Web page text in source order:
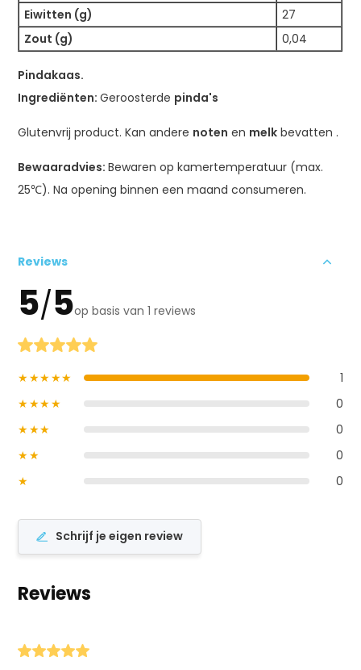
Eiwitten (g)
27
Zout (g)
0,04
Pindakaas.
Ingrediënten:Geroosterde pinda's
Glutenvrij product. Kan andere noten en melk bevatten .
Bewaaradvies:Bewaren op kamertemperatuur (max.
25℃). Na opening binnen een maand consumeren.
Reviews
5/5op basis van 1 reviews
★★★★★
1
★★★★
0
★★★
0
★★
0
★
0
Schrijf je eigen review
Reviews